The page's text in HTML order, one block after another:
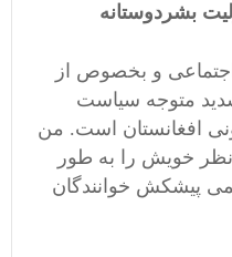
بشردوستانه
و بخصوص از
شدید متوجه سیاست
افغانستان است. من
خویش را به طور
پیشکش خوانندگان